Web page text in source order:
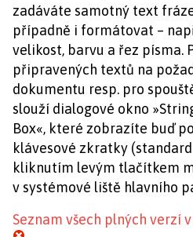
zadáváte samotný text
případně i formátovat –
velikost, barvu a řez písma.
připravených textů na
dokumentu resp. pro
slouží dialogové okno
Box«, které zobrazíte buď
klávesové zkratky
kliknutím levým tlačítkem
v systémové liště hlavního
Seznam všech plných verzí